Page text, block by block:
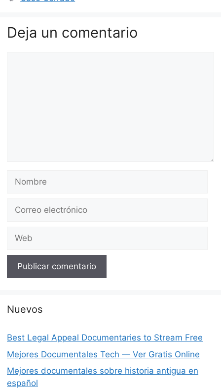
Deja un comentario
Nombre
Correo
Web
Nuevos
Best Legal Appeal Documentaries to Stream Free
Mejores Documentales Tech — Ver Gratis Online
Mejores documentales sobre historia antigua en
español